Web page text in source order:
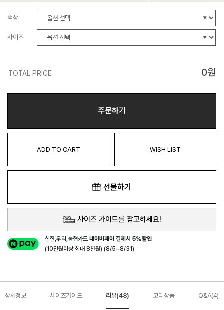
색상
사이즈
TOTAL PRICE 0원
주문하기
ADD TO CART WISH LIST
선물하기
사이즈 가이드를 참고하세요!
신한,우리,농협카드네이버페이 결제시 5%할인
(10만원이상 최대 8천원) (8/5~8/31)
상세정보 사이즈가이드 리뷰(48) 코디상품 Q&A(4)